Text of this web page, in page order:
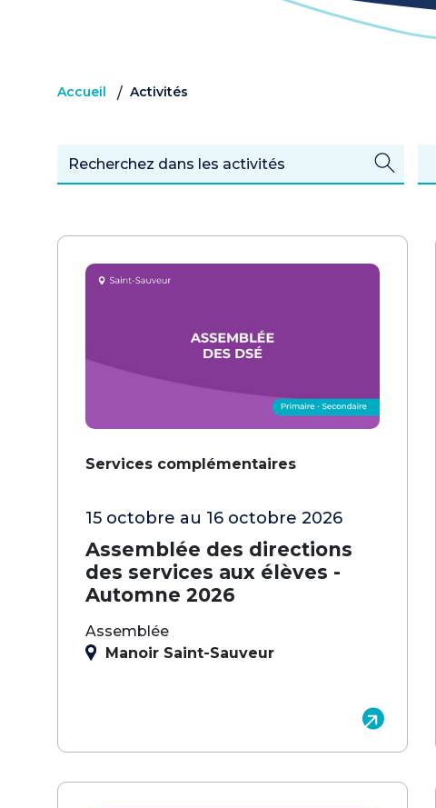
Accueil / Activités
Services complémentaires
15 octobre au 16 octobre 2026
Assemblée des directions
des services aux élèves -
Automne 2026
Assemblée
Manoir Saint-Sauveur